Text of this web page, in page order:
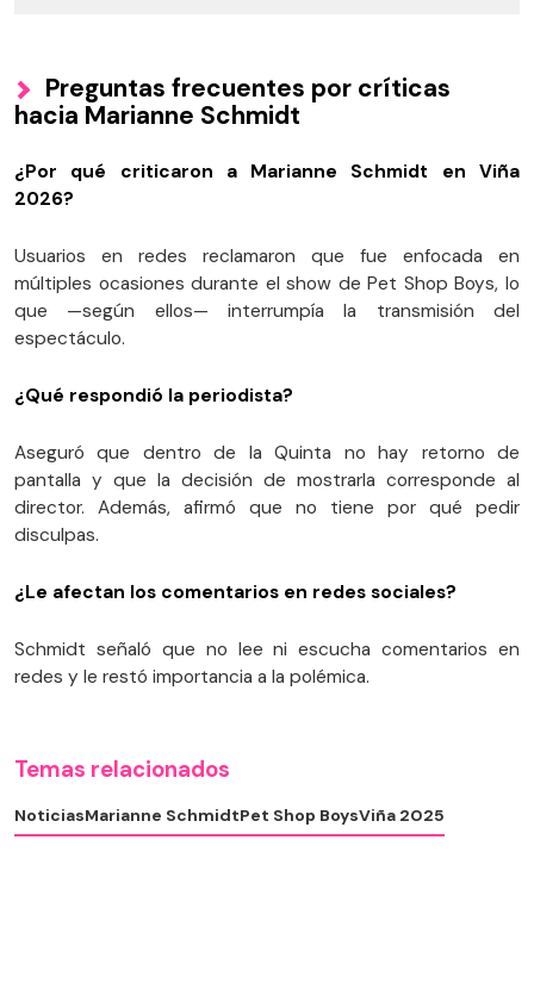
Preguntas frecuentes por críticas
hacia Marianne Schmidt
¿Por qué criticaron a Marianne Schmidt en Viña
2026?
Usuarios en redes reclamaron que fue enfocada en
múltiples ocasiones durante el show de Pet Shop Boys, lo
que —según ellos— interrumpía la transmisión del
espectáculo.
¿Qué respondió la periodista?
Aseguró que dentro de la Quinta no hay retorno de
pantalla y que la decisión de mostrarla corresponde al
director. Además, afirmó que no tiene por qué pedir
disculpas.
¿Le afectan los comentarios en redes sociales?
Schmidt señaló que no lee ni escucha comentarios en
redes y le restó importancia a la polémica.
Temas relacionados
NoticiasMarianne SchmidtPet Shop BoysViña 2025